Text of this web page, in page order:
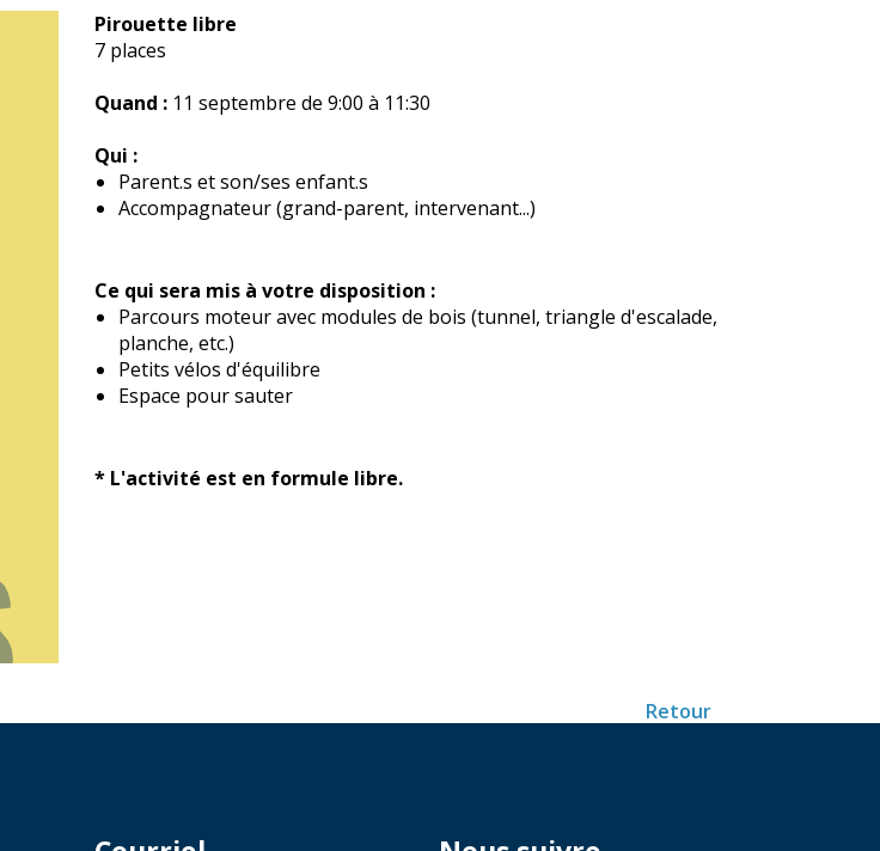
Pirouette libre
7 places
Quand : 11 septembre de 9:00 à 11:30
Qui :
Parent.s et son/ses enfant.s
Accompagnateur (grand-parent, intervenant...)
Ce qui sera mis à votre disposition :
Parcours moteur avec modules de bois (tunnel, triangle d'escalade,
planche, etc.)
Petits vélos d'équilibre
Espace pour sauter
* L'activité est en formule libre.
Retour